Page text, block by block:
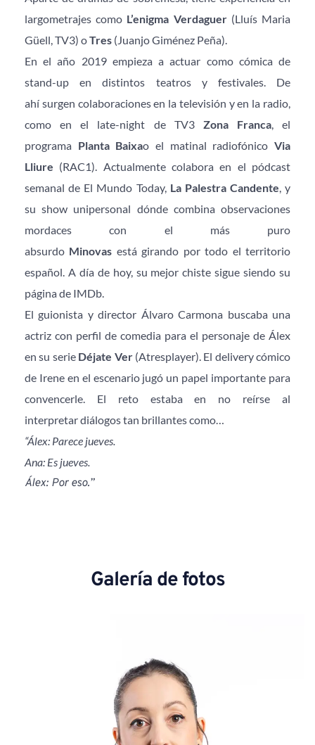
largometrajes como L’enigma Verdaguer (Lluís Maria
Güell, TV3) o Tres (Juanjo Giménez Peña).
En el año 2019 empieza a actuar como cómica de
stand-up en distintos teatros y festivales. De
ahí surgen colaboraciones en la televisión y en la radio,
como en el late-night de TV3 Zona Franca, el
programa Planta Baixao el matinal radiofónico Via
Lliure (RAC1). Actualmente colabora en el pódcast
semanal de El Mundo Today, La Palestra Candente , y
su show unipersonal dónde combina observaciones
mordaces con el más puro
absurdo Minovas está girando por todo el territorio
español. A día de hoy, su mejor chiste sigue siendo su
página de IMDb.
El guionista y director Álvaro Carmona buscaba una
actriz con perfil de comedia para el personaje de Álex
en su serie Déjate Ver (Atresplayer). El delivery cómico
de Irene en el escenario jugó un papel importante para
convencerle. El reto estaba en no reírse al
interpretar diálogos tan brillantes como…
“Álex: Parece jueves.
Ana: Es jueves.
Álex: Por eso.”
Galería de fotos